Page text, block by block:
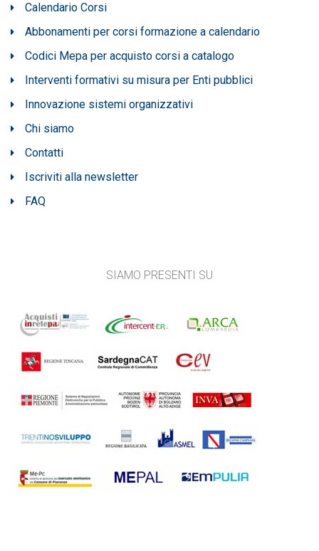
Calendario Corsi
Abbonamenti per corsi formazione a calendario
Codici Mepa per acquisto corsi a catalogo
Interventi formativi su misura per Enti pubblici
Innovazione sistemi organizzativi
Chi siamo
Contatti
Iscriviti alla newsletter
FAQ
SIAMO PRESENTI SU